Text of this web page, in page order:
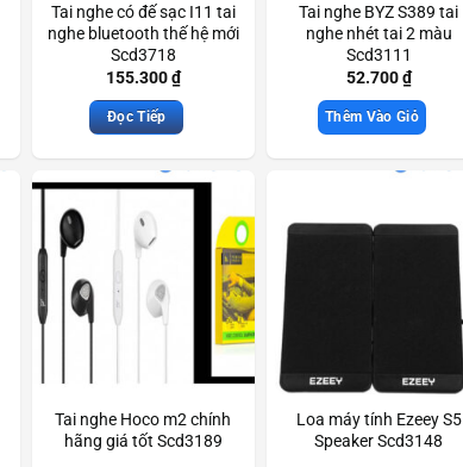
Tai nghe có đế sạc I11 tai
nghe bluetooth thế hệ mới
Scd3718
155.300₫
Đọc Tiếp
Tai nghe BYZ S389 tai
nghe nhét tai 2 màu
Scd3111
52.700₫
Thêm Vào Giỏ
Tai nghe Hoco m2 chính
hãng giá tốt Scd3189
Loa máy tính Ezeey S5
Speaker Scd3148